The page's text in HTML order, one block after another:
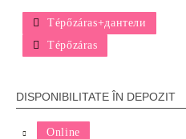
Tépőzáras+дантели
Tépőzáras
Online